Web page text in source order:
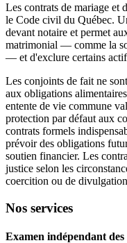
Les contrats de mariage et
le Code civil du Québec.
devant notaire et permet
matrimonial — comme la
— et d'exclure certains
Les conjoints de fait ne
aux obligations
entente de vie commune
protection par défaut aux
contrats formels
prévoir des obligations
soutien financier. Les
justice selon les
coercition ou de
Nos services
Examen indépendant